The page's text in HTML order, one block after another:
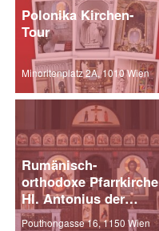
Polonika Kirchen-
Tour
Minoritenplatz 2A, 1010 Wien
Rumänisch-
orthodoxe Pfarrkirche
Hl. Antonius der
Große
Pouthongasse 16, 1150 Wien